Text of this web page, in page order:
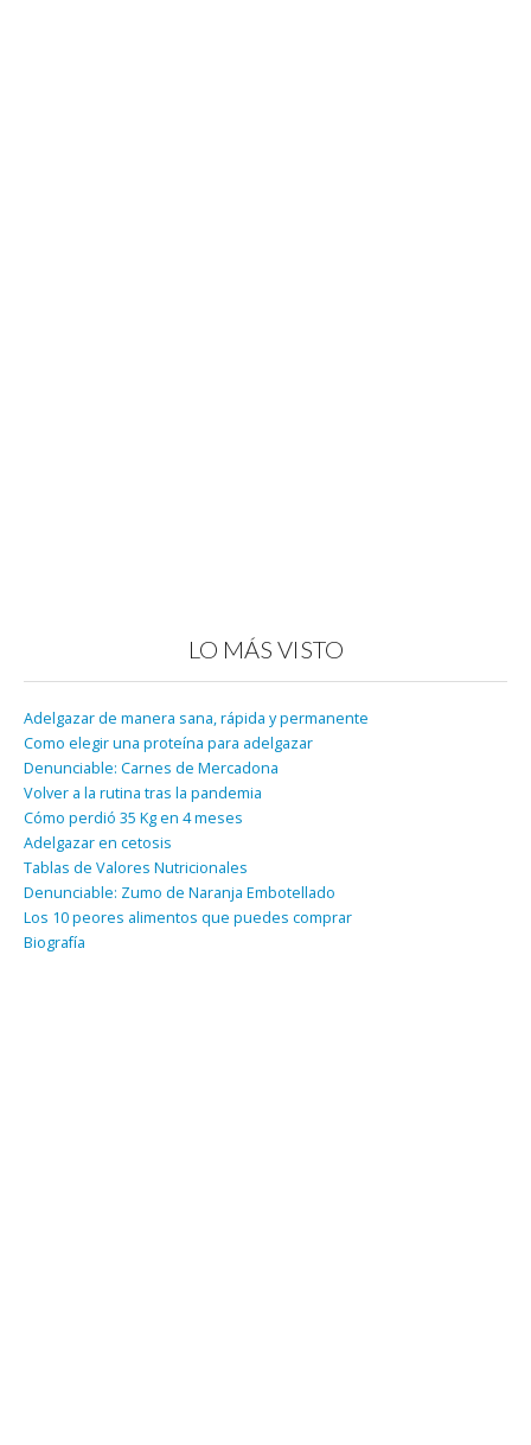
LO MÁS VISTO
Adelgazar de manera sana, rápida y permanente
Como elegir una proteína para adelgazar
Denunciable: Carnes de Mercadona
Volver a la rutina tras la pandemia
Cómo perdió 35 Kg en 4 meses
Adelgazar en cetosis
Tablas de Valores Nutricionales
Denunciable: Zumo de Naranja Embotellado
Los 10 peores alimentos que puedes comprar
Biografía